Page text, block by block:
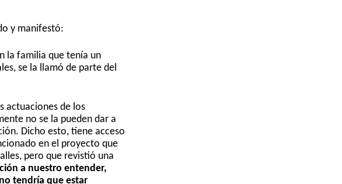
y manifestó:
la familia que tenía un
se la llamó de parte del
actuaciones de los
no se la pueden dar a
Dicho esto, tiene acceso
en el proyecto que
pero que revistió una
a nuestro entender,
tendría que estar